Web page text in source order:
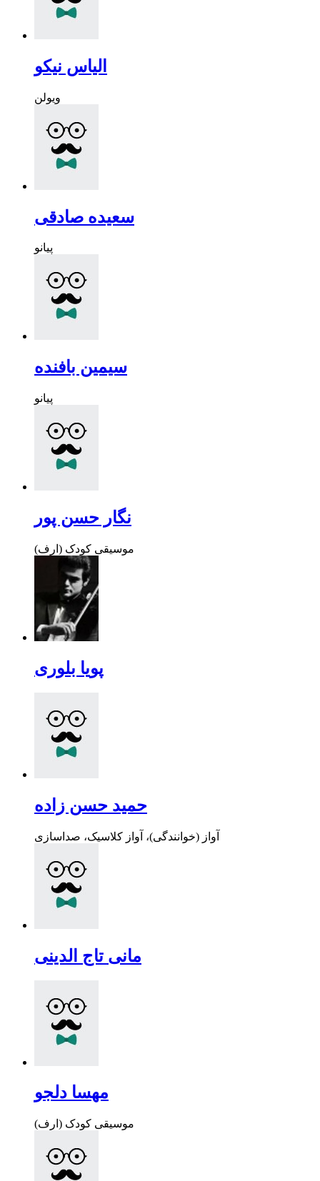
الیاس نیکو
ویولن
سعیده صادقی
پیانو
سیمین بافنده
پیانو
نگار حسن پور
موسیقی کودک (ارف)
پویا بلوری
حمید حسن زاده
آواز (خوانندگی)، آواز کلاسیک، صداسازی
مانی تاج الدینی
مهسا دلجو
موسیقی کودک (ارف)